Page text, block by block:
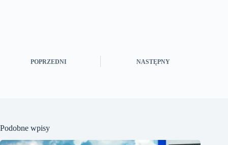
POPRZEDNI NASTĘPNY
Podobne wpisy